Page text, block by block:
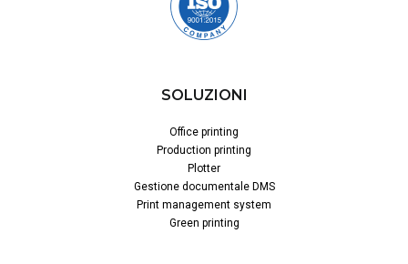
SOLUZIONI
Office printing
Production printing
Plotter
Gestione documentale DMS
Print management system
Green printing